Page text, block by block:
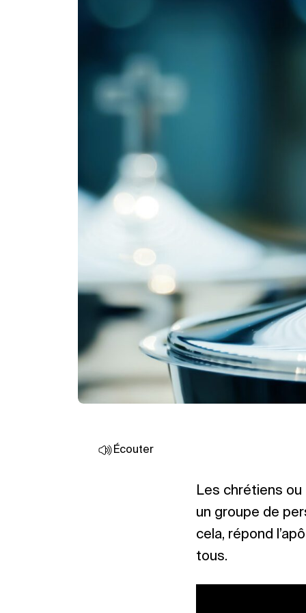
Écouter
Les chrétiens
un groupe de
cela, répond
tous.